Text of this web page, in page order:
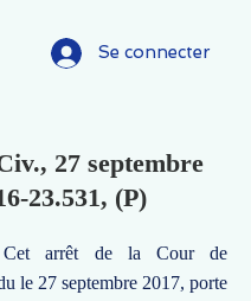
Se connecter
27 septembre
23.531, (P)
Cet arrêt de la Cour de
le 27 septembre 2017, porte